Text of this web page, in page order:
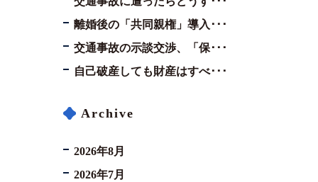
離婚後の「共同親権」導入･･･
交通事故の示談交渉、「保･･･
自己破産しても財産はすべ･･･
Archive
2026年8月
2026年7月